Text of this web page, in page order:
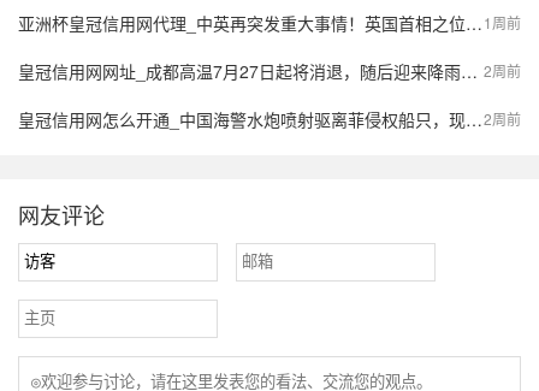
1周前
亚洲杯皇冠信用网代理_中英再突发重大事情！英国首相之位刚易主，中方的电话打到伦敦
2周前
皇冠信用网网址_成都高温7月27日起将消退，随后迎来降雨时段
2周前
皇冠信用网怎么开通_中国海警水炮喷射驱离菲侵权船只，现场画面公布
网友评论